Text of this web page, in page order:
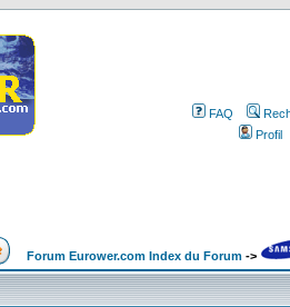
FAQ
Profil
Forum Eurower.com Index du Forum ->